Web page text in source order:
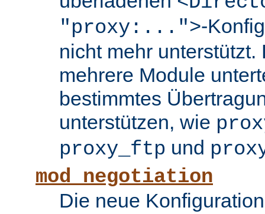
"proxy:...">-
nicht mehr
mehrere Module
bestimmtes
unterstützen, wie
proxy_ftp und
mod_negotiation
Die neue